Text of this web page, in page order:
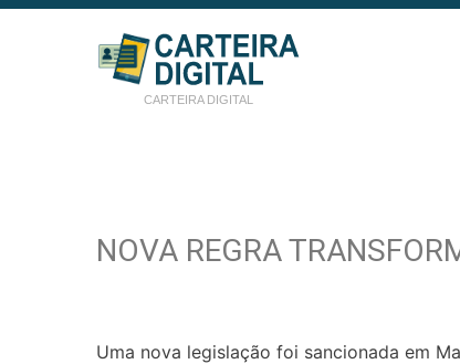
CARTEIRA DIGITAL
NOVA REGRA
Uma nova legislação foi sancionada em